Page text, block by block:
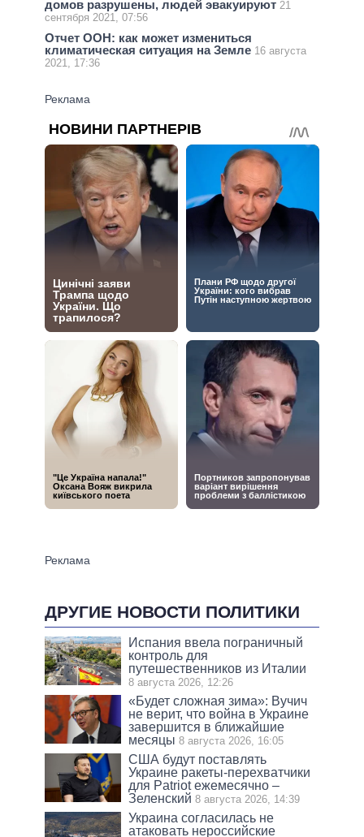
домов разрушены, людей эвакуируют 21
сентября 2021, 07:56
Отчет ООН: как может измениться
климатическая ситуация на Земле 16 августа
2021, 17:36
ДРУГИЕ НОВОСТИ ПОЛИТИКИ
Испания ввела пограничный
контроль для
путешественников из Италии
8 августа 2026, 12:26
«Будет сложная зима»: Вучич
не верит, что война в Украине
завершится в ближайшие
месяцы 8 августа 2026, 16:05
США будут поставлять
Украине ракеты-перехватчики
для Patriot ежемесячно –
Зеленский 8 августа 2026, 14:39
Украина согласилась не
атаковать нероссийские